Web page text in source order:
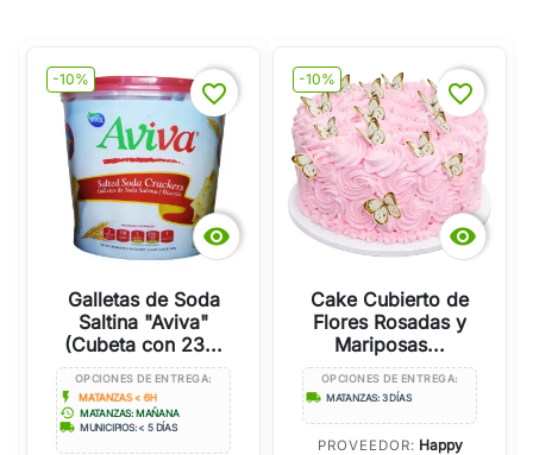
-10%

favorite_border
Galletas de Soda
Saltina "Aviva"
(Cubeta con 23...
OPCIONES DE ENTREGA:
flash_on MATANZAS < 6H
history MATANZAS: MAÑANA
local_shipping MUNICIPIOS: < 5 DÍAS
-10%

favorite_border
Cake Cubierto de
Flores Rosadas y
Mariposas...
OPCIONES DE ENTREGA:
local_shipping MATANZAS: 3 DÍAS
PROVEEDOR: Happy